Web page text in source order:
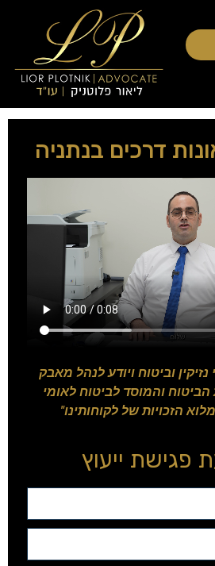
דרכים בנתניה
וביטוח ויודע לנהל מאבק
והמוסד לביטוח לאומי
הזכויות של לקוחותינו"
פגישת ייעוץ